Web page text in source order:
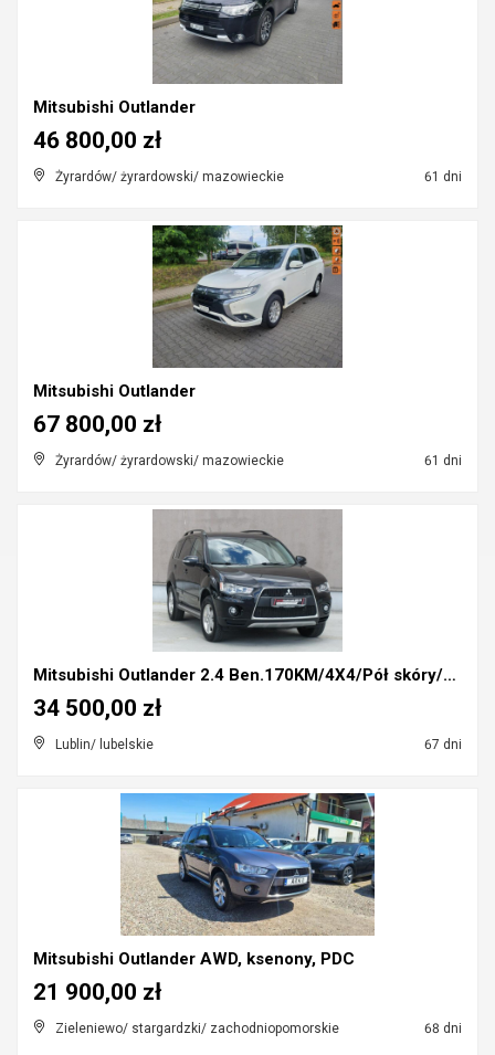
Mitsubishi Outlander
Żyrardów/ żyrardowski/ mazowieckie 61 dni
46 800,00 zł
Mitsubishi Outlander
Żyrardów/ żyrardowski/ mazowieckie 61 dni
67 800,00 zł
Mitsubishi Outlander 2.4 Ben.170KM/4X4/Pół skóry/S...
Lublin/ lubelskie 67 dni
34 500,00 zł
Mitsubishi Outlander AWD, ksenony, PDC
Zieleniewo/ stargardzki/ zachodniopomorskie 68 dni
21 900,00 zł